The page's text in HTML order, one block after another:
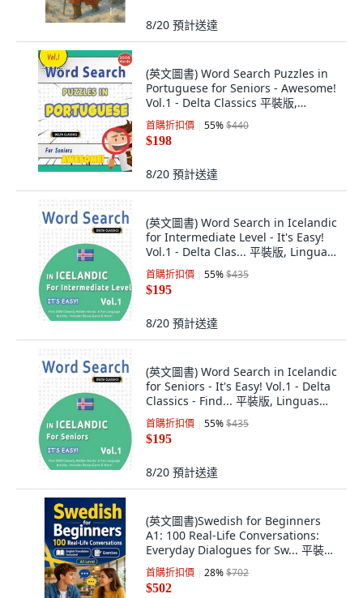
8/20 預計送達
(英文圖書) Word Search Puzzles in
Portuguese for Seniors - Awesome!
Vol.1 - Delta Classics 平裝版,
Linguas Classics, 英文
首購折扣價 55%$440
$198
8/20 預計送達
(英文圖書) Word Search in Icelandic
for Intermediate Level - It's Easy!
Vol.1 - Delta Clas... 平裝版, Linguas
Classics, 英文
首購折扣價 55%$435
$195
8/20 預計送達
(英文圖書) Word Search in Icelandic
for Seniors - It's Easy! Vol.1 - Delta
Classics - Find... 平裝版, Linguas
Classics, 英文
首購折扣價 55%$435
$195
8/20 預計送達
(英文圖書)Swedish for Beginners
A1: 100 Real-Life Conversations:
Everyday Dialogues for Sw... 平裝版,
Independently Published, 英文
首購折扣價 28%$702
$502